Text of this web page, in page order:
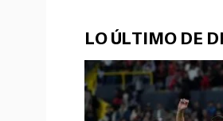
LO ÚLTIMO DE